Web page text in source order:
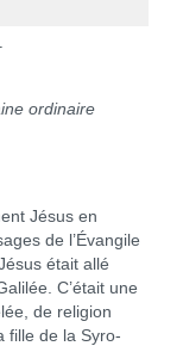
ordinaire
Jésus en
de l’Évangile
était allé
C’était une
de religion
fille de la Syro-